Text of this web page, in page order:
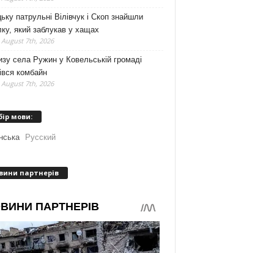
патрульні Вілівчук і Скоп знайшли
який заблукав у хащах
7th, 2026
села Ружин у Ковельській громаді
комбайн
7th, 2026
мови:
Русский
партнерів